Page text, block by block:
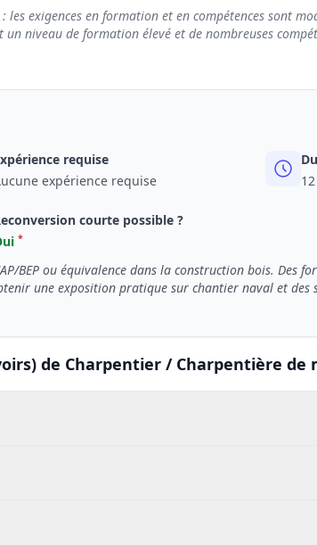
exigences en formation et en compétences sont
niveau de formation élevé et de nombreuses
requise
expérience requise
courte possible ?
*
BEP ou équivalence dans la construction bois. Des
une exposition pratique sur chantier naval et des
de Charpentier / Charpentière de